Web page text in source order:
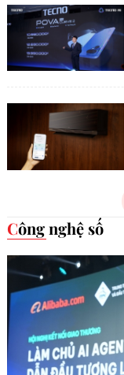
Công nghệ số